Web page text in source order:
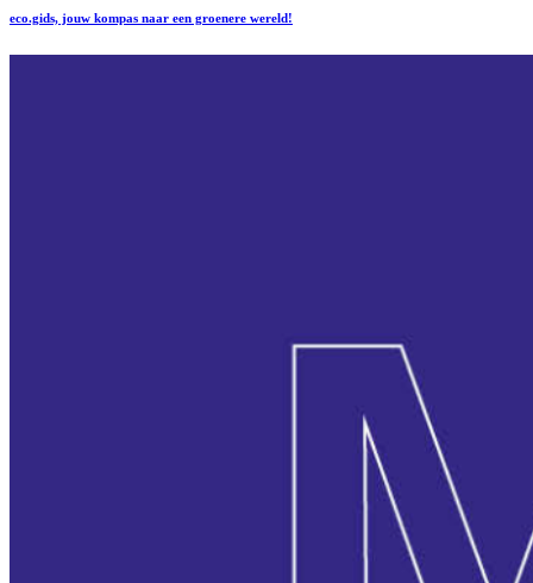
eco.gids, jouw kompas naar een groenere wereld!